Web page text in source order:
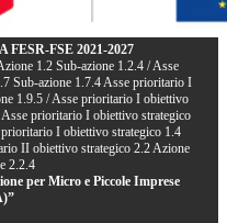
FESR-FSE 2021-2027
1.2 Sub-azione 1.2.4 / Asse
Sub-azione 1.7.4 Asse prioritario I
1.9.5 / Asse prioritario I obiettivo
prioritario I obiettivo strategico
I obiettivo strategico 1.4
II obiettivo strategico 2.2 Azione
2.2.4
per Micro e Piccole Imprese